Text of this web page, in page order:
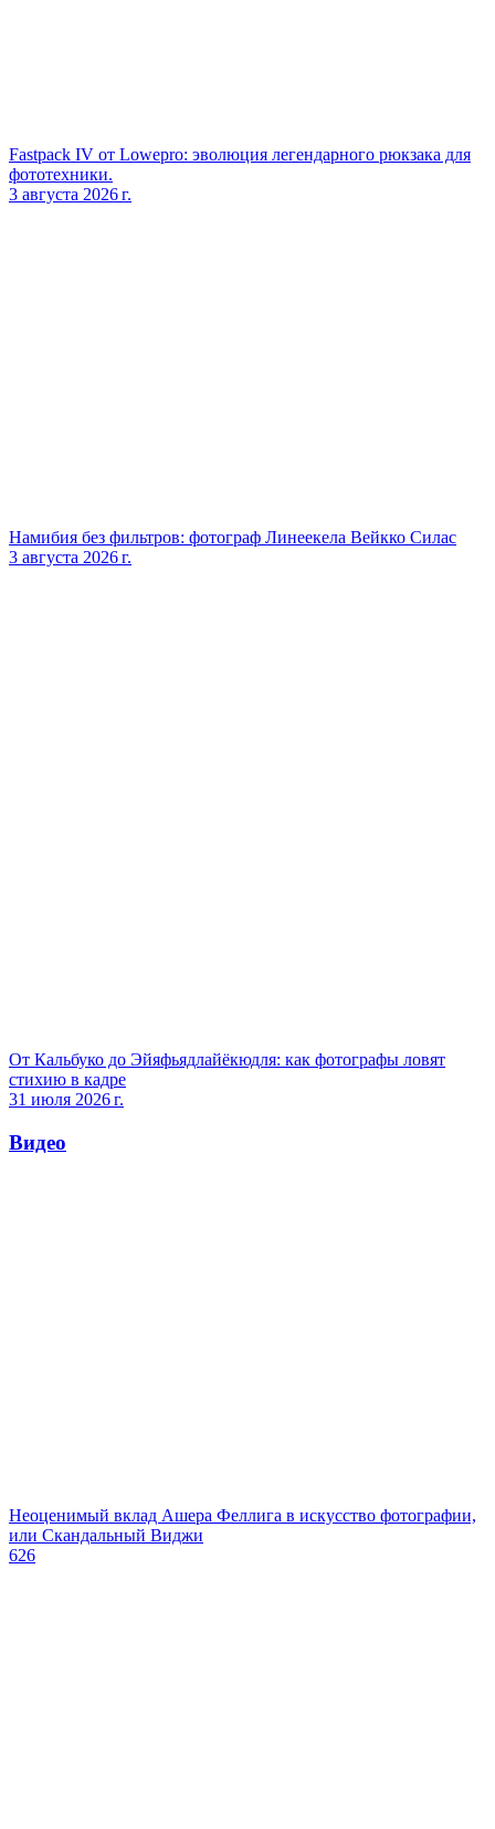
Fastpack IV от Lowepro: эволюция легендарного рюкзака для
фототехники.
3 августа 2026 г.
Намибия без фильтров: фотограф Линеекела Вейкко Силас
3 августа 2026 г.
От Кальбуко до Эйяфьядлайёкюдля: как фотографы ловят
стихию в кадре
31 июля 2026 г.
Видео
Неоценимый вклад Ашера Феллига в искусство фотографии,
или Скандальный Виджи
626